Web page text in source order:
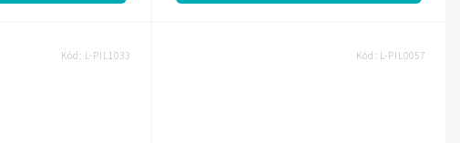
Kód: L-PIL1033 Kód: L-PIL0057